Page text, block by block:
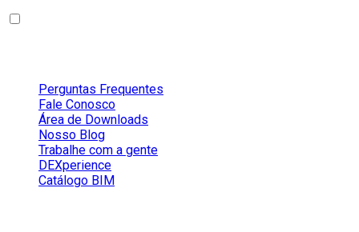
Perguntas Frequentes
Fale Conosco
Área de Downloads
Nosso Blog
Trabalhe com a gente
DEXperience
Catálogo BIM